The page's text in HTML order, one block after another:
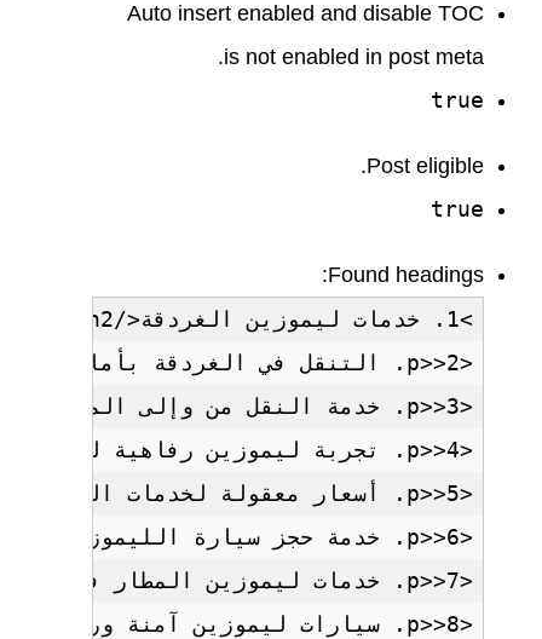
Auto insert enabled and disable TOC
is not enabled in post meta.
true
Post eligible.
true
Found headings: